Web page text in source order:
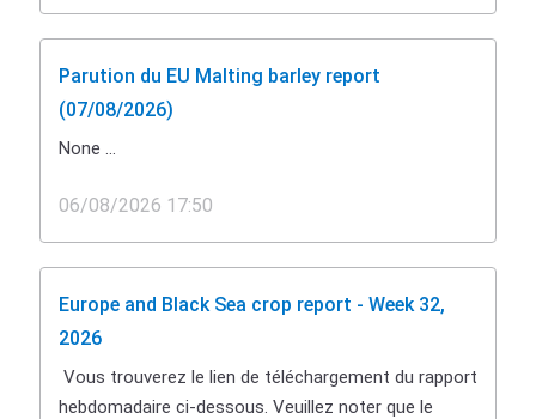
Parution du EU Malting barley report
(07/08/2026)
None ...
06/08/2026 17:50
Europe and Black Sea crop report - Week 32,
2026
Vous trouverez le lien de téléchargement du rapport
hebdomadaire ci-dessous. Veuillez noter que le